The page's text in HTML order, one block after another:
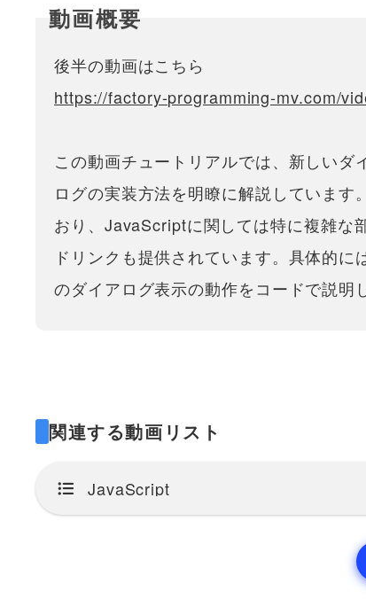
後半の動画はこちら
https://factory-programming-mv.com/
この動画チュートリアルでは、新しい
ログの実装方法を明瞭に解説していま
おり、JavaScriptに関しては特に複雑な
ドリンクも提供されています。具体的
のダイアログ表示の動作をコードで説明
関連する動画リスト
JavaScript